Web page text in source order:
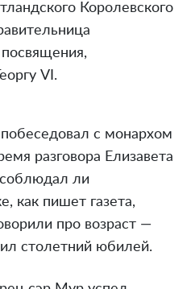
Королевского
VI.
с монархом
разговора Елизавета
соблюдал ли
как пишет газета,
про возраст —
столетний юбилей.